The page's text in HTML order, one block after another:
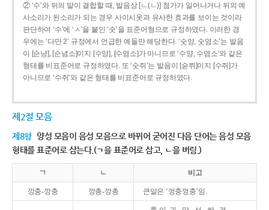
② ‘수’와 뒤의 말이 결합할 때, 발음상 [ㄴ(ㄴ)] 첨가가 일어나거나 뒤의 예
사소리가 된소리가 되는 경우 사이시옷과 유사한 효과를 보이는 것이라
판단하여 ‘수’에 ‘ㅅ’을 붙인 ‘숫’을 표준어형으로 규정하였다. 이러한 경
우에는 ‘다만 2’ 규정에서 언급한 예들만 해당한다. ‘숫양, 숫염소’는 발음
이 [순냥], [순념소]이지 [수양], [수염소]가 아니므로 ‘수양, 수염소’와 같은
형태를 비표준어로 규정하였다. 또 ‘숫쥐’는 발음이 [숟쮜]이지 [수쥐]가
아니므로 ‘수쥐’와 같은 형태를 비표준어로 규정하였다.
제2절 모음
제8항 양성 모음이 음성 모음으로 바뀌어 굳어진 다음 단어는 음성 모음
형태를 표준어로 삼는다.(ㄱ을 표준어로 삼고, ㄴ을 버림.)
ㄱ ㄴ 비고
깡충-깡충 깡총-깡총 큰말은 ‘껑충껑충’임.